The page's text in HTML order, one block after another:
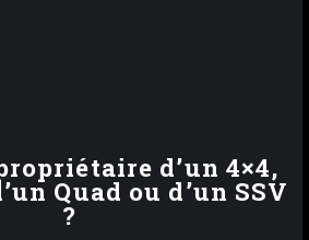
d’un 4×4,
Quad ou d’un SSV
?